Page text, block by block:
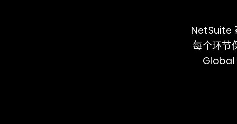
NetSuite
每个环节
Global